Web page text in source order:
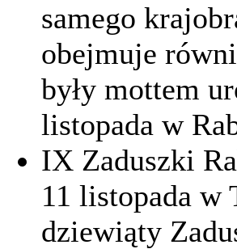
samego
obejmuje
były mottem
listopada w
IX Zaduszki
11 listopada w
dziewiąty